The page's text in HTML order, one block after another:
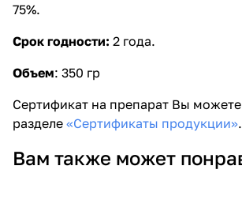
75%.
Срок годности: 2 года.
Объем: 350 гр
Сертификат на препарат Вы
разделе «Сертификаты продукции».
Вам также может